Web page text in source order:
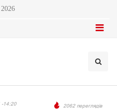
-14:20 2062 переглядів